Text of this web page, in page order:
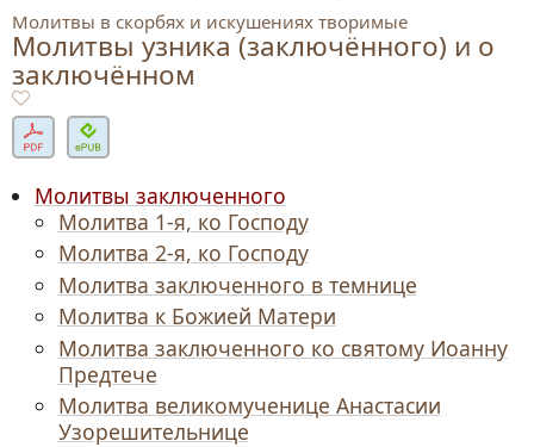
Молитвы в скорбях и искушениях творимые
Молитвы узника (заключённого) и о
заключённом
Молитвы заключенного
Молитва 1-я, ко Господу
Молитва 2-я, ко Господу
Молитва заключенного в темнице
Молитва к Божией Матери
Молитва заключенного ко святому Иоанну
Предтече
Молитва великомученице Анастасии
Узорешительнице